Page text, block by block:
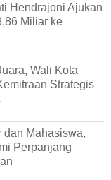
Hendrajoni Ajukan
Miliar ke
Wali Kota
Strategis
dan Mahasiswa,
Perpanjang